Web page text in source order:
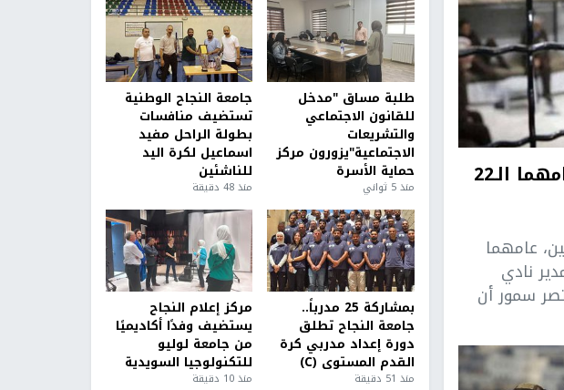
أسيران من جنين يدخلان عامهما الـ22
عامهما
نادي
سمور أن
طلبة مساق "مدخل
للقانون الاجتماعي
والتشريعات
الاجتماعية"يزورون مركز
حماية الأسرة
منذ 5 ثواني
جامعة النجاح الوطنية
تستضيف منافسات
بطولة الراحل مفيد
اسماعيل لكرة اليد
للناشئين
منذ 48 دقيقة
بمشاركة 25 مدرباً..
جامعة النجاح تطلق
دورة إعداد مدربي كرة
القدم المستوى (C)
منذ 51 دقيقة
مركز إعلام النجاح
يستضيف وفدًا أكاديميًا
من جامعة لوليو
للتكنولوجيا السويدية
منذ 10 دقيقة